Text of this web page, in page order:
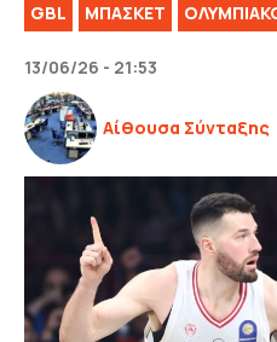
GBL ΜΠΑΣΚΕΤ
13/06/26 - 21:53
Αίθουσα Σύνταξης